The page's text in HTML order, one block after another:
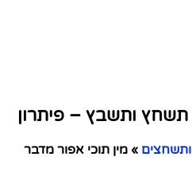
תשחץ ותשבץ – פיתרון
» מין תוכי אפור מדבר